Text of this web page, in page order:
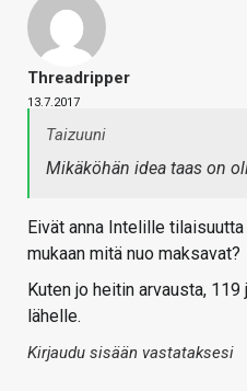
Threadripper
13.7.2017
Taizuuni
Mikäköhän idea taas on
Eivät anna Intelille
mukaan mitä nuo maksavat?
Kuten jo heitin arvausta,
lähelle.
Kirjaudu sisään vastataksesi